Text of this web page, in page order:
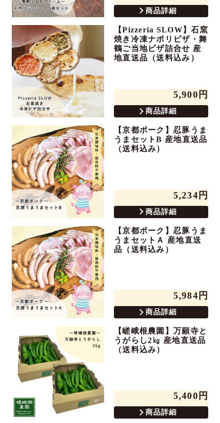
商品詳細
【Pizzeria SLOW】石窯
焼き冷凍ナポリピザ・舞
鶴ご当地ピザ詰合せ 産
地直送品（送料込み）
5,900円
商品詳細
【京都ポーク】忍豚うま
うまセットB 産地直送品
（送料込み）
5,234円
商品詳細
【京都ポーク】忍豚うま
うまセットＡ 産地直送
品（送料込み）
5,984円
商品詳細
【嵯峨根農園】万願寺と
うがらし2㎏ 産地直送品
（送料込み）
5,400円
商品詳細